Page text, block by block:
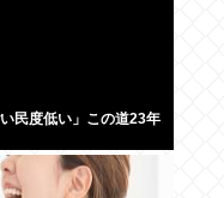
民度低い」この道23年